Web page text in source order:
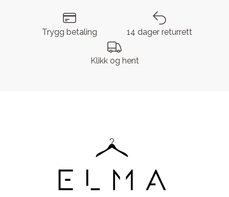
Trygg betaling 14 dager returrett
Klikk og hent